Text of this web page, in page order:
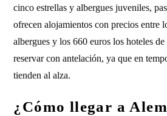
cinco estrellas y albergues juveniles,
ofrecen alojamientos con precios entre
albergues y los 660 euros los hoteles
reservar con antelación, ya que en
tienden al alza.
¿Cómo llegar a